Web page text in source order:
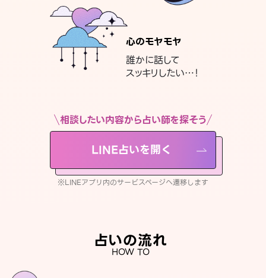
心のモヤモヤ
誰かに話して
スッキリしたい…！
相談したい内容から占い師を探そう
LINE占いを開く
※LINEアプリ内のサービスページへ遷移します
占いの流れ
HOW TO